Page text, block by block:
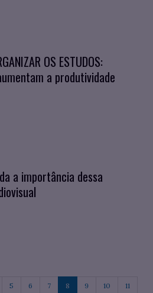
OS ESTUDOS:
a produtividade
a importância dessa
5 6 7 8 9 10 11